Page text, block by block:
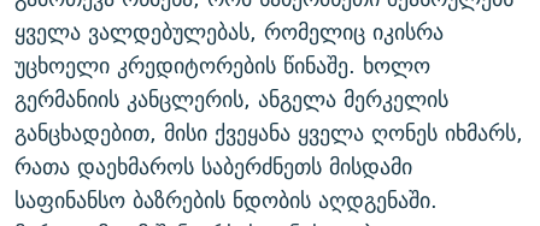
ყველა ვალდებულებას, რომელიც იკისრა
უცხოელი კრედიტორების წინაშე. ხოლო
გერმანიის კანცლერის, ანგელა მერკელის
განცხადებით, მისი ქვეყანა ყველა ღონეს იხმარს,
რათა დაეხმაროს საბერძნეთს მისდამი
საფინანსო ბაზრების ნდობის აღდგენაში.